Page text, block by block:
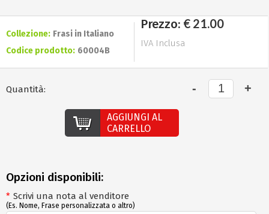
Collezione: Frasi in Italiano
Codice prodotto: 60004B
Prezzo: € 21.00
IVA Inclusa
Opzioni disponibili:
* Scrivi una nota al venditore
(Es. Nome, Frase personalizzata o altro)
Quantità:
AGGIUNGI AL
CARRELLO